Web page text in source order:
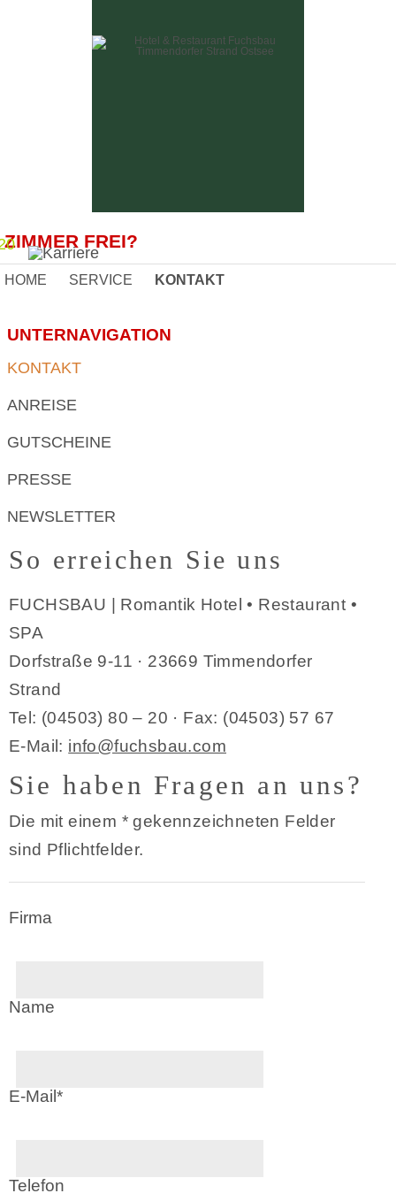
ZIMMER FREI?
HOME SERVICE KONTAKT
KONTAKT
ANREISE
GUTSCHEINE
PRESSE
NEWSLETTER
So erreichen Sie uns
FUCHSBAU | Romantik Hotel • Restaurant •
SPA
Dorfstraße 9-11 · 23669 Timmendorfer
Strand
Tel: (04503) 80 – 20 · Fax: (04503) 57 67
E-Mail: info@fuchsbau.com
Sie haben Fragen an uns?
Die mit einem * gekennzeichneten Felder
sind Pflichtfelder.
Firma
Name
E-Mail *
Telefon